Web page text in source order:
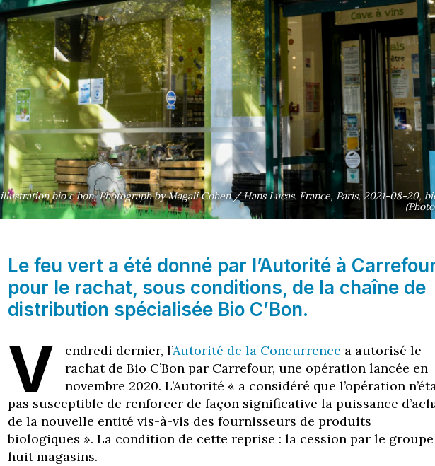
bio c bon, Photograph by Magali Cohen / Hans Lucas. France, Paris, 2021-08-20,
Le feu vert a été donné par l’Autorité à
pour le rachat, sous conditions, de la chaîne de
distribution spécialisée Bio C’Bon.
V endredi dernier, l’Autorité de la Concurrence a autorisé le
rachat de Bio C’Bon par Carrefour, une opération lancée en
novembre 2020. L’Autorité « a considéré que l’opération
pas susceptible de renforcer de façon significative la puissance
de la nouvelle entité vis-à-vis des fournisseurs de produits
biologiques ». La condition de cette reprise : la cession par le groupe
huit magasins.